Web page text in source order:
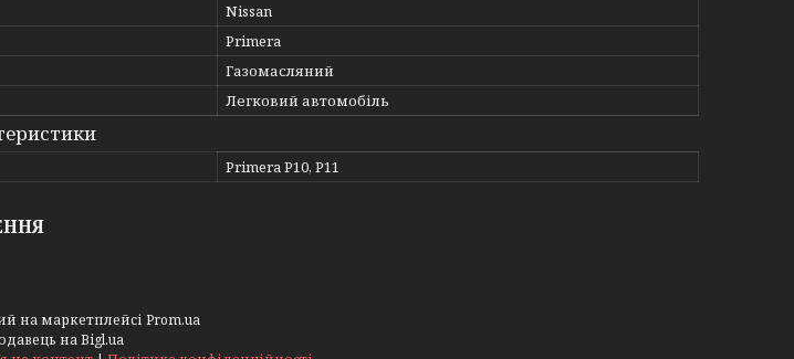
Nissan
Primera
Газомасляний
Легковий автомобіль
Primera P10, P11
на маркетплейсі Prom.ua
на Bigl.ua